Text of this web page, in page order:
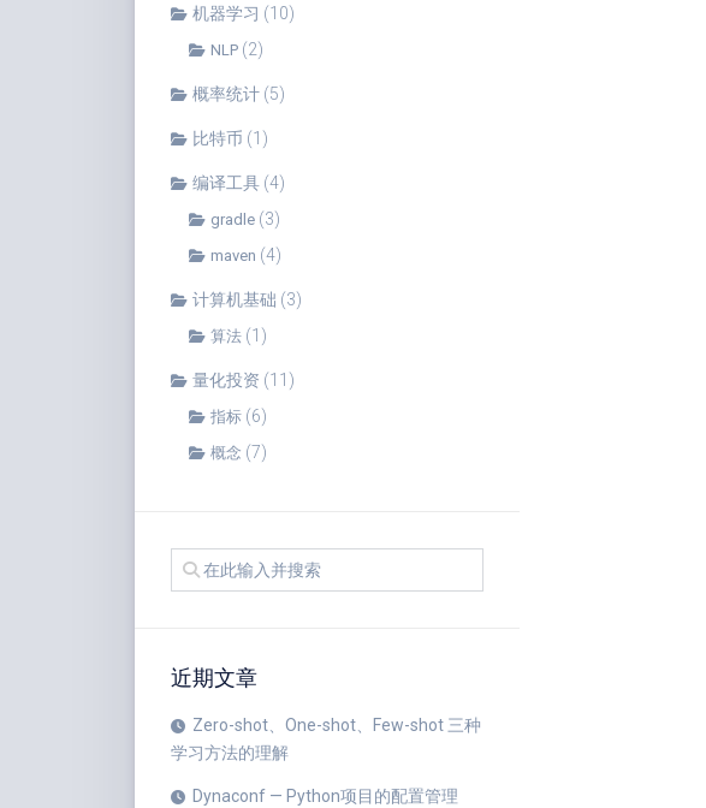
机器学习 (10)
NLP (2)
概率统计 (5)
比特币 (1)
编译工具 (4)
gradle (3)
maven (4)
计算机基础 (3)
算法 (1)
量化投资 (11)
指标 (6)
概念 (7)
近期文章
Zero-shot、One-shot、Few-shot 三种
学习方法的理解
Dynaconf — Python项目的配置管理